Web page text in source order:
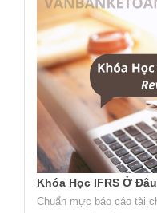
Khóa Học IFRS Ở
Chuẩn mực báo cáo tài